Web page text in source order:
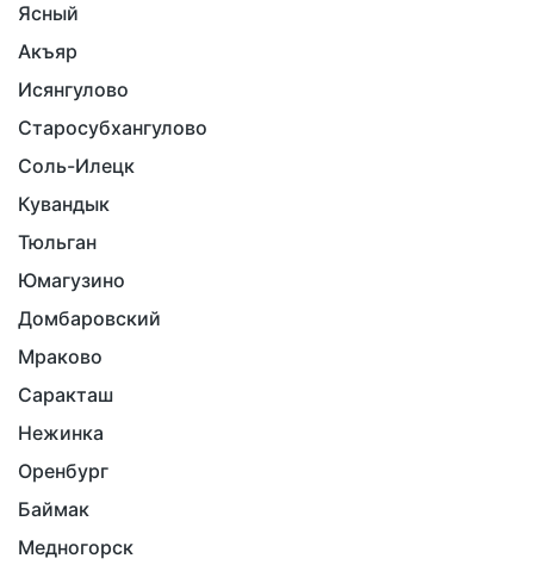
Ясный
Акъяр
Исянгулово
Старосубхангулово
Соль-Илецк
Кувандык
Тюльган
Юмагузино
Домбаровский
Мраково
Саракташ
Нежинка
Оренбург
Баймак
Медногорск